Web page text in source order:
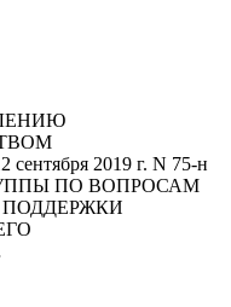
2019 г. N 75-н
ПО ВОПРОСАМ